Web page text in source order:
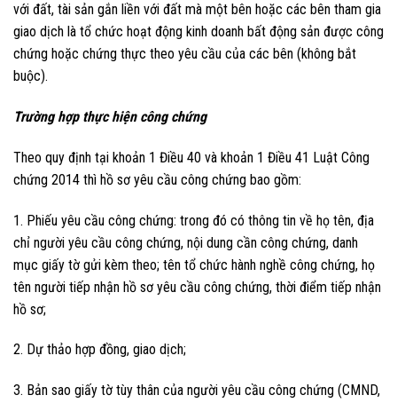
với đất, tài sản gắn liền với đất mà một bên hoặc các bên tham gia
giao dịch là tổ chức hoạt động kinh doanh bất động sản được công
chứng hoặc chứng thực theo yêu cầu của các bên (không bắt
buộc).
Trường hợp thực hiện công chứng
Theo quy định tại khoản 1 Điều 40 và khoản 1 Điều 41 Luật Công
chứng 2014 thì hồ sơ yêu cầu công chứng bao gồm:
1. Phiếu yêu cầu công chứng: trong đó có thông tin về họ tên, địa
chỉ người yêu cầu công chứng, nội dung cần công chứng, danh
mục giấy tờ gửi kèm theo; tên tổ chức hành nghề công chứng, họ
tên người tiếp nhận hồ sơ yêu cầu công chứng, thời điểm tiếp nhận
hồ sơ;
2. Dự thảo hợp đồng, giao dịch;
3. Bản sao giấy tờ tùy thân của người yêu cầu công chứng (CMND,